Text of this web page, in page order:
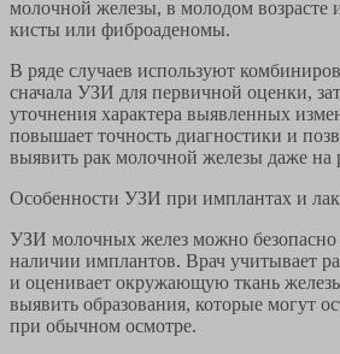
молочной железы, в молодом возрасте
кисты или фиброаденомы.
В ряде случаев используют
сначала УЗИ для первичной оценки,
уточнения характера выявленных
повышает точность диагностики и
выявить рак молочной железы даже на
Особенности УЗИ при имплантах и
УЗИ молочных желез можно безопасно
наличии имплантов. Врач учитывает
и оценивает окружающую ткань
выявить образования, которые могут
при обычном осмотре.